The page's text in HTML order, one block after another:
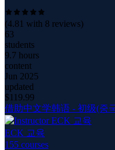
(4.81 with 8 reviews)
63
students
9.7 hours
content
Jun 2025
updated
$119.99
借助中文学韩语 - 初级(중
ECK 교육
155 courses